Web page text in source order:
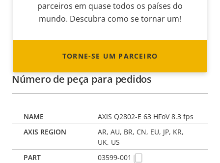
parceiros em quase todos os países do
mundo. Descubra como se tornar um!
TORNE-SE UM PARCEIRO
Número de peça para pedidos
AXIS Q2802-E 63 HFoV 8.3 fps
AR, AU, BR, CN, EU, JP, KR,
UK, US
03599-001